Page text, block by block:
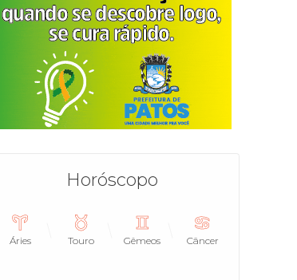
Horóscopo
Áries Touro Gêmeos Câncer